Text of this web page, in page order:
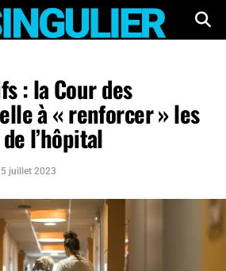
: la Cour des
à « renforcer » les
l’hôpital
5 juillet 2023